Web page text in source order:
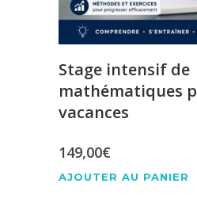
Stage intensif de
mathématiques
vacances
149,00€
AJOUTER AU PANIER